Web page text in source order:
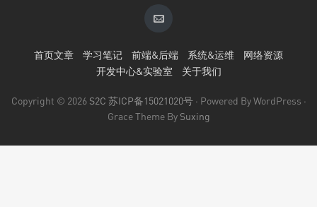
首页文章 学习笔记 前端&后端 系统&运维
网络资源
开发中心&实验室
关于我们
Copyright © 2026 S2C 苏ICP备15021020号 · Powered By WordPress ·
Grace Theme By Suxing